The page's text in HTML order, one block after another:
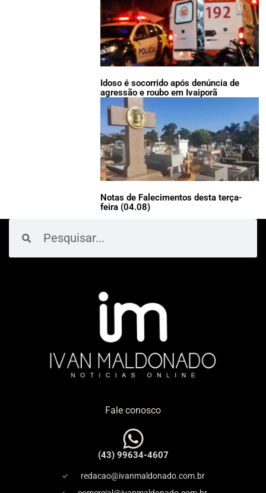
Idoso é socorrido após denúncia de
agressão e roubo em Ivaiporã
Notas de Falecimentos desta terça-
feira (04.08)
Fale conosco
(43) 99634-4607
redacao@ivanmaldonado.com.br